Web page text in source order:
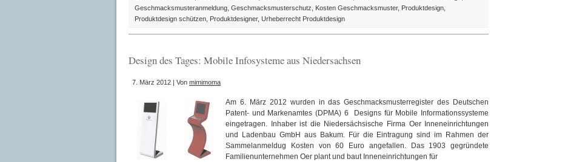
Geschmacksmusteranmeldung, Geschmacksmusterschutz, Kosten Geschmacksmuster, Produktdesign,
Produktdesign schützen, Produktdesigner, Urheberrecht Produktdesign
Design des Tages: Mobile Infosysteme aus Niedersachsen
7. März 2012 | Von mimimoma
Am 6. März 2012 wurden in das Geschmacksmusterregister des Deutschen
Patent- und Markenamtes (DPMA) 6 Designs für Mobile Informationssysteme
eingetragen. Inhaber ist die Niedersächsische Firma Oer Inneneinrichtungen
und Ladenbau GmbH aus Bakum. Für die Eintragung sind im Rahmen der
Sammelanmeldug Kosten von 60 Euro angefallen. Das 1903 gegründete
Familienunternehmen Oer plant und baut Inneneinrichtungen für